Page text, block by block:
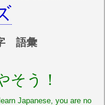
語彙
う！
Japanese, you are no